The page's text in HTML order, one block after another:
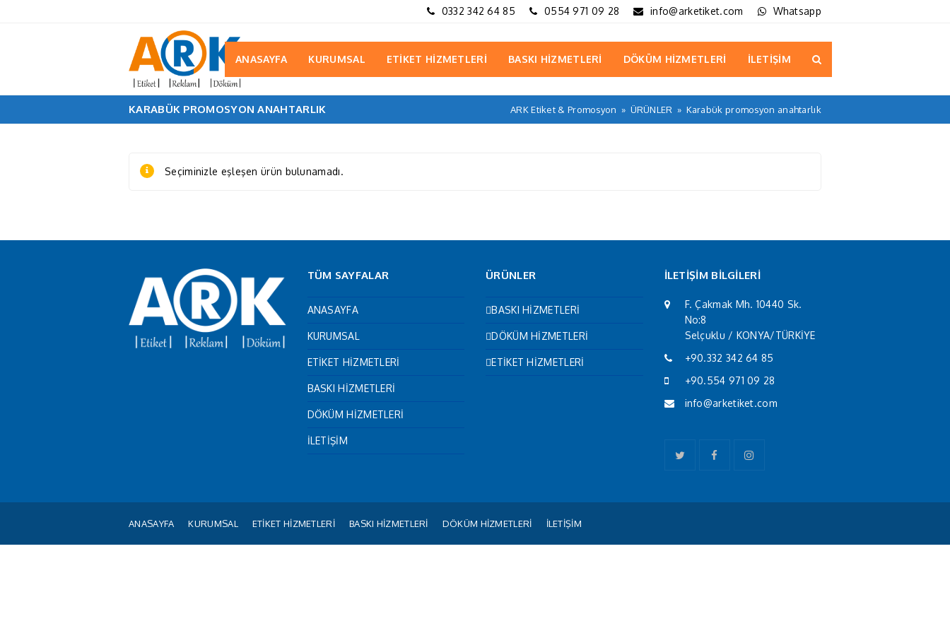
0332 342 64 85 0554 971 09 28 info@arketiket.com Whatsapp
ANASAYFA KURUMSAL ETİKET HİZMETLERİ BASKI HİZMETLERİ DÖKÜM HİZMETLERİ İLETİŞİM
KARABÜK PROMOSYON ANAHTARLIK ARK Etiket & Promosyon » ÜRÜNLER » Karabük promosyon anahtarlık
Seçiminizle eşleşen ürün bulunamadı.
TÜM SAYFALAR
ANASAYFA
KURUMSAL
ETİKET HİZMETLERİ
BASKI HİZMETLERİ
DÖKÜM HİZMETLERİ
İLETİŞİM
ÜRÜNLER
BASKI HİZMETLERİ
DÖKÜM HİZMETLERİ
ETİKET HİZMETLERİ
İLETİŞİM BİLGİLERİ
F. Çakmak Mh. 10440 Sk.
No:8
Selçuklu / KONYA/TÜRKİYE
+90.332 342 64 85
+90.554 971 09 28
info@arketiket.com
TwitterFacebookInstagram
ANASAYFA KURUMSAL ETİKET HİZMETLERİ BASKI HİZMETLERİ DÖKÜM HİZMETLERİ İLETİŞİM